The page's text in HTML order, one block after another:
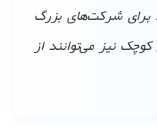
شرکت‌های بزرگ
نیز می‌توانند از